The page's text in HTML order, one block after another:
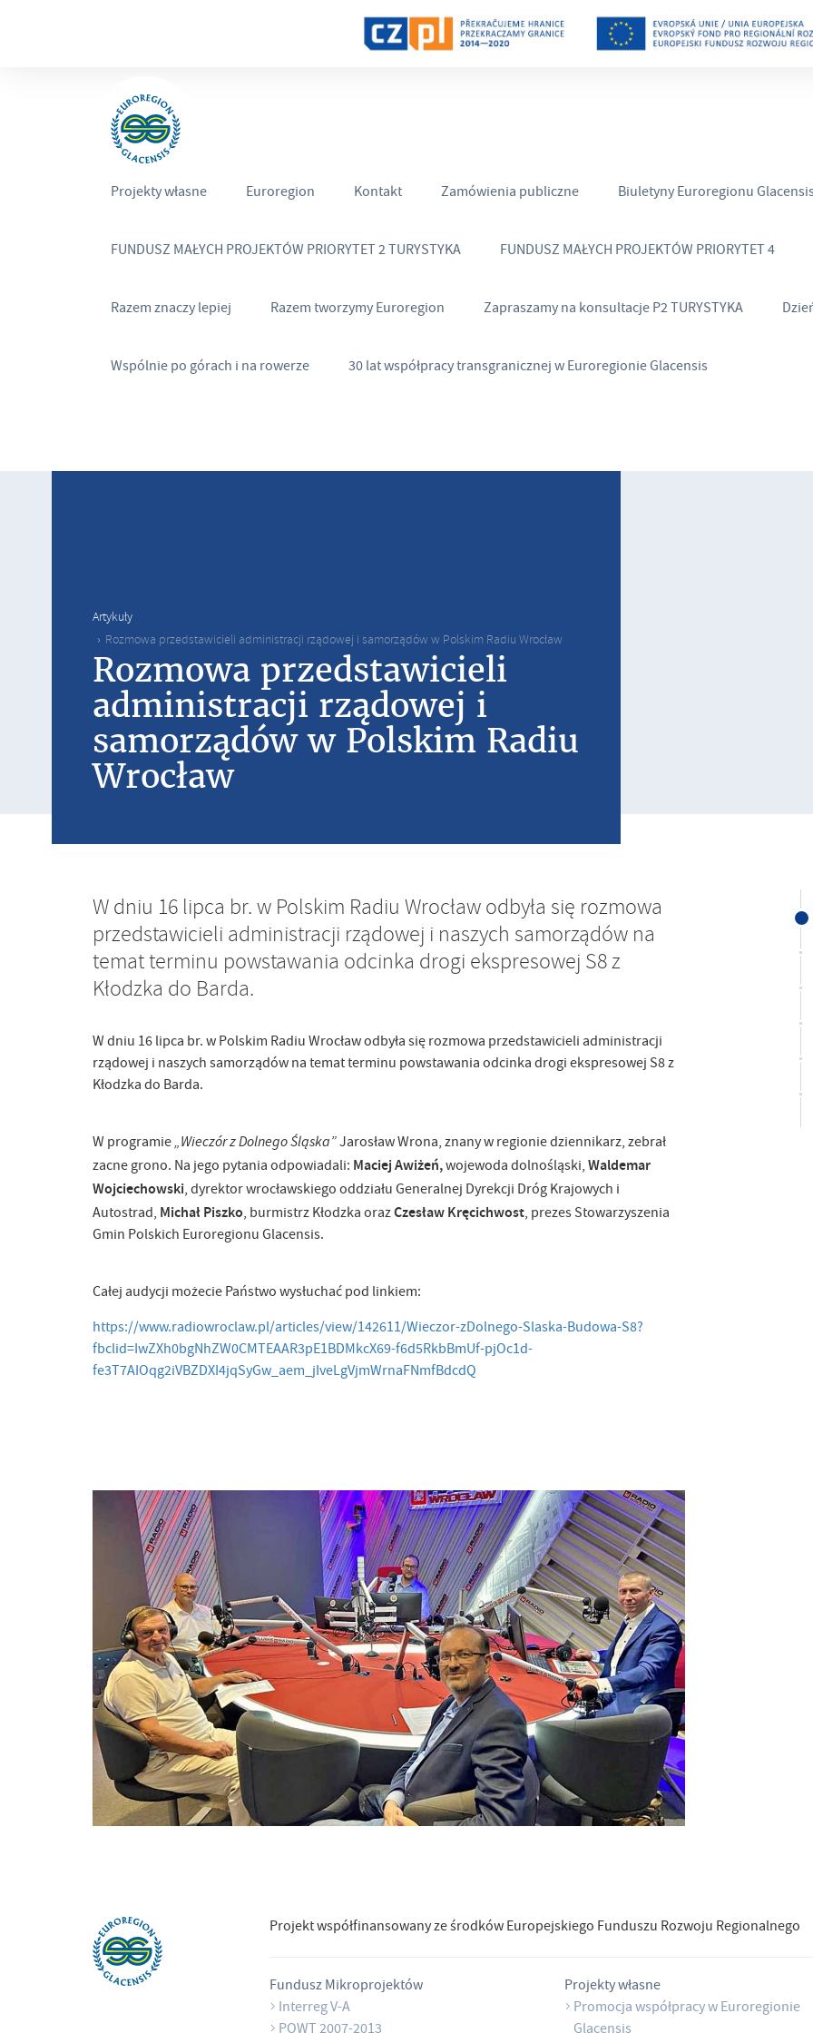
Projekty własne Euroregion Kontakt Zamówienia publiczne Biuletyny Euroregionu
FUNDUSZ MAŁYCH PROJEKTÓW PRIORYTET 2 TURYSTYKA FUNDUSZ MAŁYCH PROJEKTÓW PRIORYTET 4
Razem znaczy lepiej Razem tworzymy Euroregion Zapraszamy na konsultacje P2 TURYSTYKA
Wspólnie po górach i na rowerze 30 lat współpracy transgranicznej w Euroregionie Glacensis
Artykuły
Rozmowa przedstawicieli administracji rządowej i samorządów w Polskim Radiu Wrocław
Rozmowa przedstawicieli
administracji rządowej i
samorządów w Polskim Radiu
Wrocław
W dniu 16 lipca br. w Polskim Radiu Wrocław odbyła się rozmowa
przedstawicieli administracji rządowej i naszych samorządów na
temat terminu powstawania odcinka drogi ekspresowej S8 z
Kłodzka do Barda.
W dniu 16 lipca br. w Polskim Radiu Wrocław odbyła się rozmowa przedstawicieli administracji
rządowej i naszych samorządów na temat terminu powstawania odcinka drogi ekspresowej S8 z
Kłodzka do Barda.
W programie„Wieczór z Dolnego Śląska”Jarosław Wrona, znany w regionie dziennikarz, zebrał
zacne grono. Na jego pytania odpowiadali: Maciej Awiżeń,wojewoda dolnośląski,Waldemar
Wojciechowski, dyrektor wrocławskiego oddziału Generalnej Dyrekcji Dróg Krajowych i
Autostrad, Michał Piszko, burmistrz Kłodzka orazCzesław Kręcichwost, prezes Stowarzyszenia
Gmin Polskich Euroregionu Glacensis.
Całej audycji możecie Państwo wysłuchać pod linkiem:
https://www.radiowroclaw.pl/articles/view/142611/Wieczor-zDolnego-Slaska-Budowa-S8?
fbclid=IwZXh0bgNhZW0CMTEAAR3pE1BDMkcX69-f6d5RkbBmUf-pjOc1d-
fe3T7AIOqg2iVBZDXI4jqSyGw_aem_jIveLgVjmWrnaFNmfBdcdQ
Projekt współfinansowany ze środków Europejskiego Funduszu Rozwoju Regionalnego
Fundusz Mikroprojektów
Interreg V-A
Projekty własne
Promocja współpracy w Euroregionie